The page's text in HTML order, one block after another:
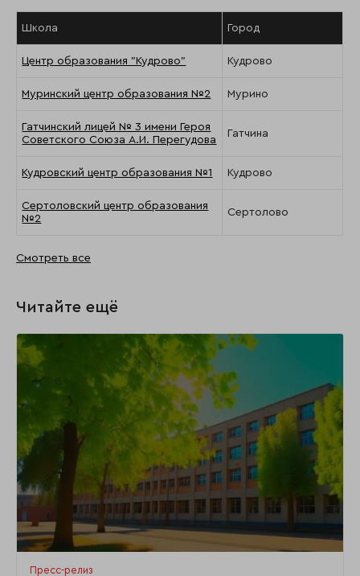
Школа Город
Центр образования "Кудрово" Кудрово
Муринский центр образования №2 Мурино
Гатчинский лицей № 3 имени Героя
Советского Союза А.И. Перегудова
Гатчина
Кудровский центр образования №1 Кудрово
Сертоловский центр образования
№2
Сертолово
Смотреть все
Читайте ещё
Пресс-релиз